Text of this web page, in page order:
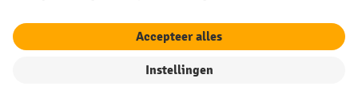
Sorteren op
Sociale netwerken